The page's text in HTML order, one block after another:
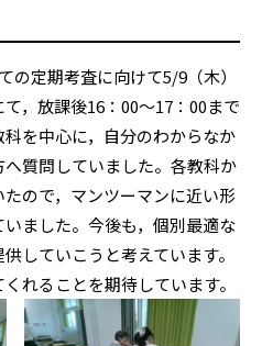
の定期考査に向けて5/9（木）
，放課後16：00〜17：00まで
を中心に，自分のわからなか
質問していました。各教科か
ので，マンツーマンに近い形
ました。今後も，個別最適な
していこうと考えています。
れることを期待しています。